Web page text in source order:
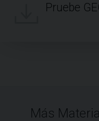
Pruebe
Más